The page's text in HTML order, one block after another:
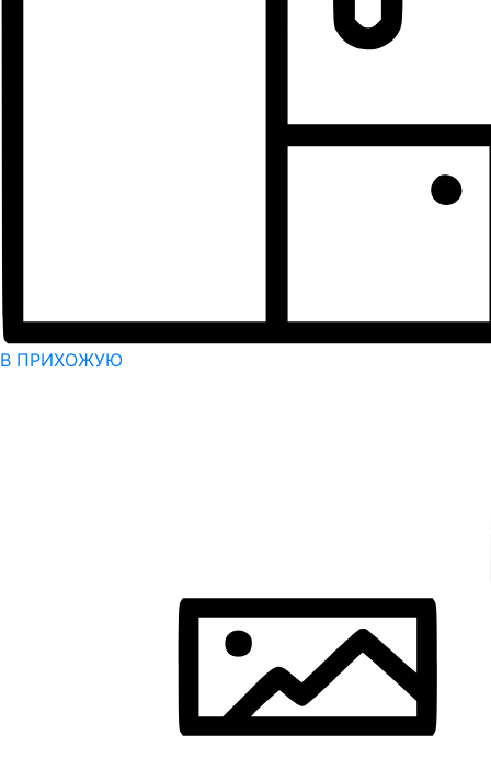
В ПРИХОЖУЮ